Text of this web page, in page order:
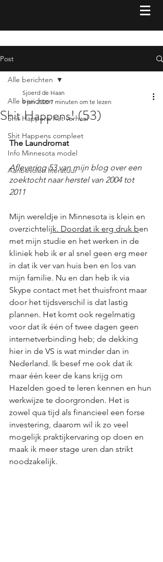
Post
Alle berichten
Shit Happens het verhaal
Shit Happens compleet
Info Minnesota model
Aanbevolen literatuur
Alle berichten
Shit Happens! (53)
Sjoerd de Haan
9 jan 2020 7 minuten om te lezen
The Laundromat
Aflevering 53 van mijn blog over een
zoektocht naar herstel van 2004 tot
2011
Mijn wereldje in Minnesota is klein en
overzichtelijk. Doordat ik erg druk ben
met mijn studie en het werken in de
kliniek heb ik er al snel geen erg meer
in dat ik ver van huis ben en los van
mijn familie. Nu en dan heb ik via
Skype contact met het thuisfront maar
door het tijdsverschil is dat lastig
plannen. Het komt ook regelmatig
voor dat ik één of twee dagen geen
internetverbinding heb; de dekking
hier in de VS is wat minder dan in
Nederland. Ik besef me ook dat ik
maar één keer de kans krijg om
Hazelden goed te leren kennen en hun
werkwijze te doorgronden. Het is
zowel qua tijd als financieel een forse
investering, daarom wil ik zo veel
mogelijk praktijkervaring op doen en
maak ik meer stage uren dan strikt
noodzakelijk.